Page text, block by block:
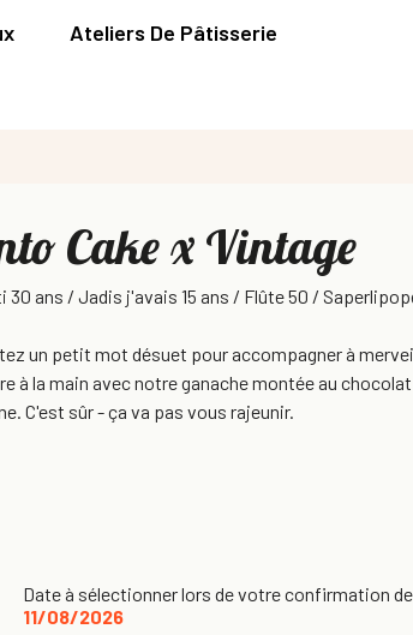
Ateliers De Pâtisserie
Cake x Vintage
30 ans / Jadis j'avais 15 ans / Flûte 50 /
un petit mot désuet pour accompagner à
à la main avec notre ganache montée au
C'est sûr - ça va pas vous rajeunir.
Date à sélectionner lors de votre confirmation
11/08/2026